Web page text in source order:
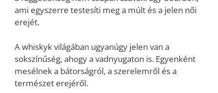
ami egyszerre testesíti meg a múlt és a jelen női
erejét.
A whiskyk világában ugyanúgy jelen van a
sokszínűség, ahogy a vadnyugaton is. Egyenként
mesélnek a bátorságról, a szerelemről és a
természet erejéről.